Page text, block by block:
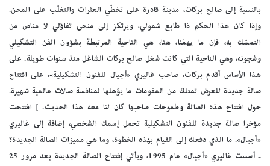
بالنسبة إلى صالح بركات، مدينة قادرة على تخطّي العثرات والتغلّب على المحن.
وإذا كان هذا الحكم ذا طابع شمولي، ويرتكز إلى منحى تفاؤلي لا مناص من
التمسّك به، فإن ما يهمّنا، هنا، هي الناحية المرتبطة بشؤون الفن التشكيلي
وشجونه، وهي الناحية التي كانت شغل صالح بركات الشاغل منذ سنوات طويلة. على
هذا الأساس أقدم بركات، صاحب غاليري «أجيال للفنون التشكيلية»، على افتتاح
صالة جديدة للعرض تمتلك من المقومات ما يؤهلها لمنافسة صالات عالمية شهيرة.
حول افتتاح هذه الصالة وطموحات صاحبها كان لنا معه هذا الحديث. ] افتتحت
مؤخرا صالة جديدة للفنون التشكيلية تحمل إسمك الشخصي، إضافة إلى غاليري
«أجيال». ما الذي دفعك إلى القيام بهذه الخطوة، وما هي مميزات الصالة الجديدة؟
ـ أسست غاليري «أجيال» عام 1995، ويأتي إفتتاح الصالة الجديدة بعد مرور 25